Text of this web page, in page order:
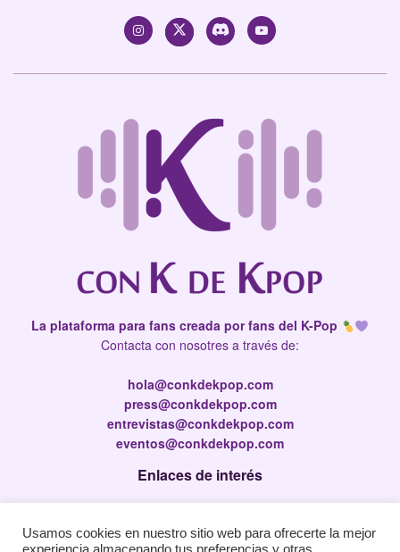
La plataforma para fans creada por fans del K-Pop
Contacta con nosotres a través de:
hola@conkdekpop.com
press@conkdekpop.com
entrevistas@conkdekpop.com
eventos@conkdekpop.com
Enlaces de interés
Política de privacidad
Usamos cookies en nuestro sitio web para ofrecerte la mejor